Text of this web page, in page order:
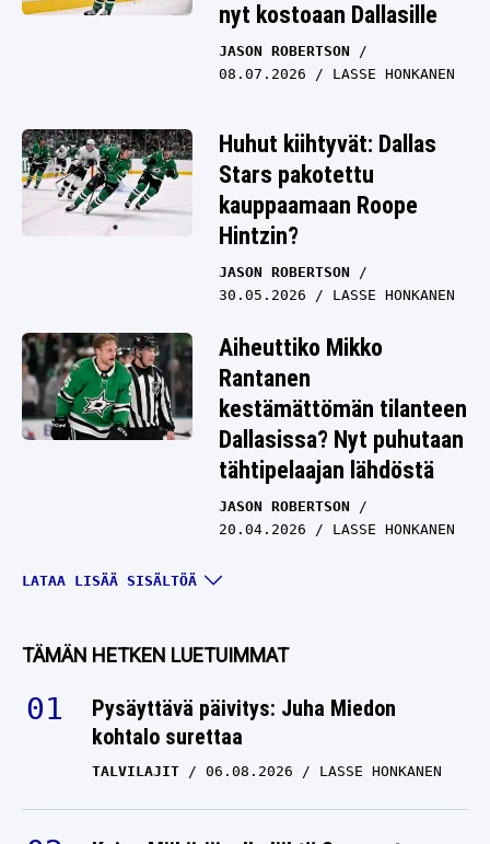
nyt kostoaan Dallasille
JASON ROBERTSON
08.07.2026
LASSE HONKANEN
Huhut kiihtyvät: Dallas
Stars pakotettu
kauppaamaan Roope
Hintzin?
JASON ROBERTSON
30.05.2026
LASSE HONKANEN
Aiheuttiko Mikko
Rantanen
kestämättömän tilanteen
Dallasissa? Nyt puhutaan
tähtipelaajan lähdöstä
JASON ROBERTSON
20.04.2026
LASSE HONKANEN
Dallas Starsin käsissä iso
Rantasta voi pian ottaa
JASON ROBERTSON
29.03.2026
Tekeekö Sebastian Ahon
Carolina todellisen
LATAA LISÄÄ SISÄLTÖÄ
TÄMÄN HETKEN LUETUIMMAT
Pysäyttävä päivitys: Juha Miedon
kohtalo surettaa
TALVILAJIT 06.08.2026 LASSE HONKANEN